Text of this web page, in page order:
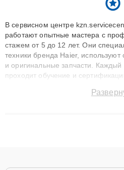
В сервисном центре
работают опытные мастера с
стажем от 5 до 12 лет. Они
техники бренда Haier,
и оригинальные запчасти.
проходит обучение и
сохранением гарантии до 3 лет.